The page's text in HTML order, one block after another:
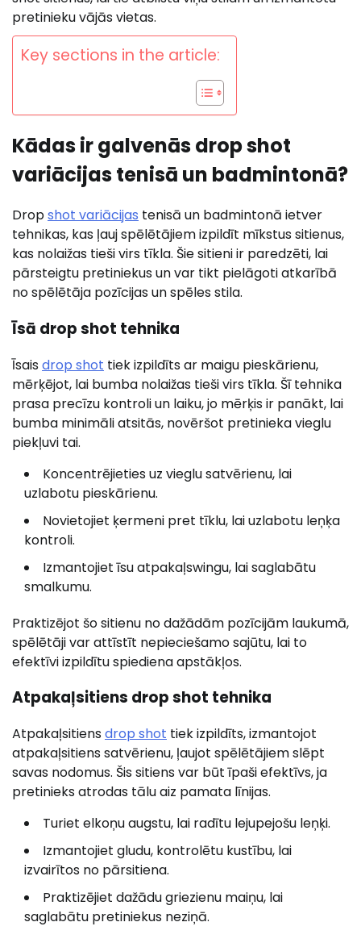
pretinieku vājās vietas.
Key sections in the article:
Kādas ir galvenās drop shot
variācijas tenisā un badmintonā?
Dropshot variācijas tenisā un badmintonā ietver
tehnikas, kas ļauj spēlētājiem izpildīt mīkstus sitienus,
kas nolaižas tieši virs tīkla. Šie sitieni ir paredzēti, lai
pārsteigtu pretiniekus un var tikt pielāgoti atkarībā
no spēlētāja pozīcijas un spēles stila.
Īsā drop shot tehnika
Īsaisdrop shot tiek izpildīts ar maigu pieskārienu,
mērķējot, lai bumba nolaižas tieši virs tīkla. Šī tehnika
prasa precīzu kontroli un laiku, jo mērķis ir panākt, lai
bumba minimāli atsitās, novēršot pretinieka vieglu
piekļuvi tai.
Koncentrējieties uz vieglu satvērienu, lai
uzlabotu pieskārienu.
Novietojiet ķermeni pret tīklu, lai uzlabotu leņķa
kontroli.
Izmantojiet īsu atpakaļswingu, lai saglabātu
smalkumu.
Praktizējot šo sitienu no dažādām pozīcijām laukumā,
spēlētāji var attīstīt nepieciešamo sajūtu, lai to
efektīvi izpildītu spiediena apstākļos.
Atpakaļsitiens drop shot tehnika
Atpakaļsitiensdrop shot tiek izpildīts, izmantojot
atpakaļsitiens satvērienu, ļaujot spēlētājiem slēpt
savas nodomus. Šis sitiens var būt īpaši efektīvs, ja
pretinieks atrodas tālu aiz pamata līnijas.
Turiet elkoņu augstu, lai radītu lejupejošu leņķi.
Izmantojiet gludu, kontrolētu kustību, lai
izvairītos no pārsitiena.
Praktizējiet dažādu griezienu maiņu, lai
saglabātu pretiniekus neziņā.